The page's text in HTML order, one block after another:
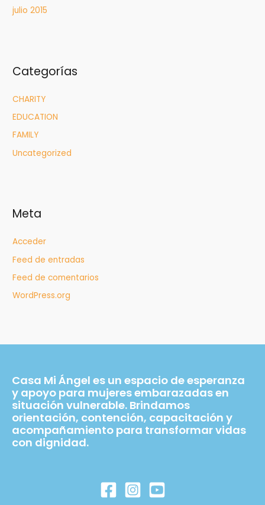
julio 2015
Categorías
CHARITY
EDUCATION
FAMILY
Uncategorized
Meta
Acceder
Feed de entradas
Feed de comentarios
WordPress.org
Casa Mi Ángel es un espacio de esperanza
y apoyo para mujeres embarazadas en
situación vulnerable. Brindamos
orientación, contención, capacitación y
acompañamiento para transformar vidas
con dignidad.